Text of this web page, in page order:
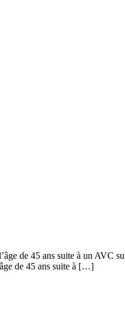
de 45 ans suite à un AVC
de 45 ans suite à […]